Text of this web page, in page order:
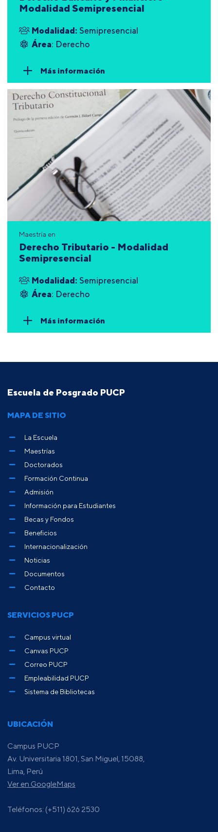
Modalidad Semipresencial
Modalidad: Semipresencial
Área: Derecho
Más información
Maestría en
Derecho Tributario - Modalidad
Semipresencial
Modalidad: Semipresencial
Área: Derecho
Más información
Escuela de Posgrado PUCP
UBICACIÓN
Campus PUCP
Av. Universitaria 1801, San Miguel, 15088,
Lima, Perú
Ver en GoogleMaps
Teléfonos: (+511) 626 2530
MAPA DE SITIO
La Escuela
Maestrías
Doctorados
Formación Continua
Admisión
Información para Estudiantes
Becas y Fondos
Beneficios
Internacionalización
Noticias
Documentos
Contacto
SERVICIOS PUCP
Campus virtual
Canvas PUCP
Correo PUCP
Empleabilidad PUCP
Sistema de Bibliotecas